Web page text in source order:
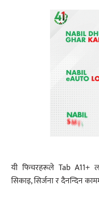
यी फिचरहरूले Tab A11+
सिकाइ, सिर्जना र दैनन्दिन